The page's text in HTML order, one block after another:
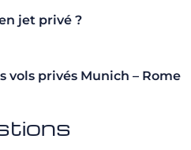
jet privé ?
vols privés Munich – Rome